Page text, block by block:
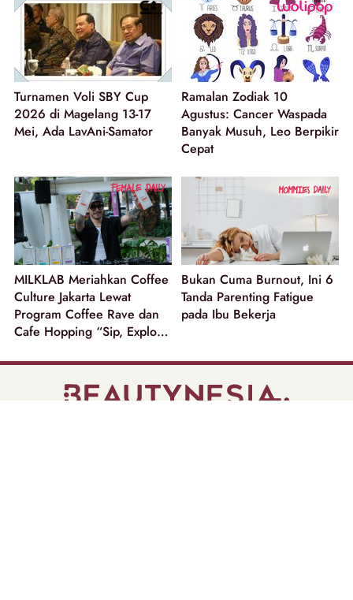
Turnamen Voli SBY Cup
2026 di Magelang 13-17
Mei, Ada LavAni-Samator
Ramalan Zodiak 10
Agustus: Cancer Waspada
Banyak Musuh, Leo Berpikir
Cepat
MILKLAB Meriahkan Coffee
Culture Jakarta Lewat
Program Coffee Rave dan
Cafe Hopping “Sip, Explore
Bukan Cuma Burnout, Ini 6
Tanda Parenting Fatigue
pada Ibu Bekerja